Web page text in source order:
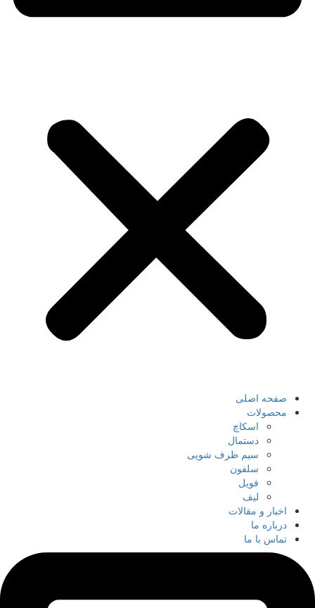
صفحه اصلی
محصولات
اسکاچ
دستمال
سیم ظرف شویی
سلفون
فویل
لیف
اخبار و مقالات
درباره ما
تماس با ما